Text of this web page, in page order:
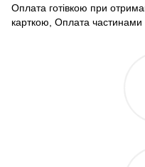
Оплата готівкою при
карткою, Оплата